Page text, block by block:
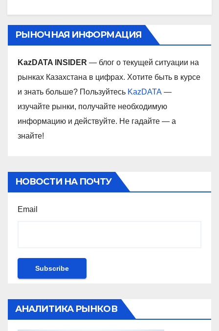
РЫНОЧНАЯ ИНФОРМАЦИЯ
KazDATA INSIDER — блог о текущей ситуации на
рынках Казахстана в цифрах. Хотите быть в курсе
и знать больше? Пользуйтесь KazDATA —
изучайте рынки, получайте необходимую
информацию и действуйте. Не гадайте — а
знайте!
НОВОСТИ НА ПОЧТУ
Email
АНАЛИТИКА РЫНКОВ